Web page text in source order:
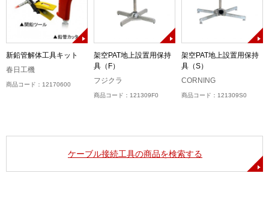
新鉛管解体工具キット
春日工機
商品コード：12170600
架空PAT地上設置用保持
具（F）
フジクラ
商品コード：121309F0
架空PAT地上設置用保持
具（S）
CORNING
商品コード：121309S0
ケーブル接続工具の商品を検索する